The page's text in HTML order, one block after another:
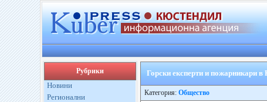
Рубрики
Новини
Регионални
Горски експерти и пожарникари в
Категория: Общество